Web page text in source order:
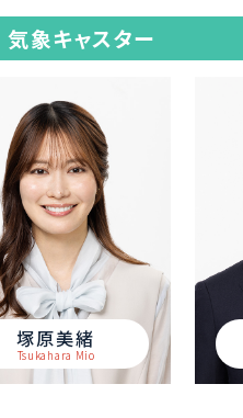
気象キャスター
塚原美緒
Tsukahara Mio